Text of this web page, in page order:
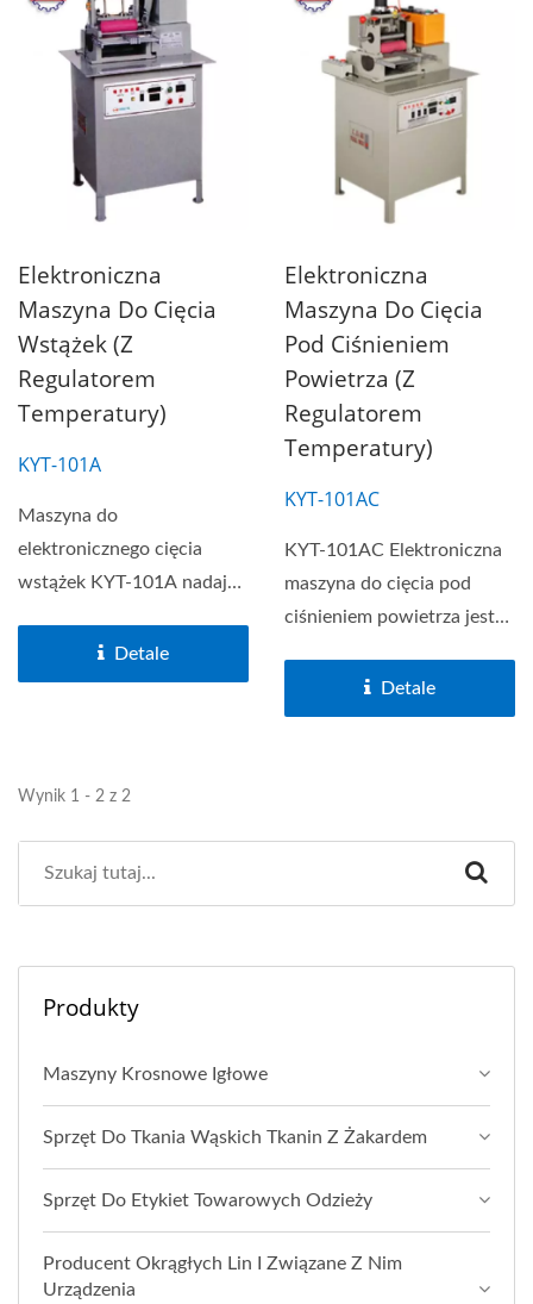
Elektroniczna
Maszyna Do Cięcia
Wstążek (z
Regulatorem
Temperatury)
KYT-101A
Maszyna do
elektronicznego cięcia
wstążek KYT-101A nadaje
Detale
Elektroniczna
Maszyna Do Cięcia
Pod Ciśnieniem
Powietrza (z
Regulatorem
Temperatury)
KYT-101AC
KYT-101AC Elektroniczna
maszyna do cięcia pod
ciśnieniem powietrza jest
Detale
Wynik 1 - 2 z 2
Produkty
Maszyny Krosnowe Igłowe
Sprzęt Do Tkania Wąskich Tkanin Z Żakardem
Sprzęt Do Etykiet Towarowych Odzieży
Producent Okrągłych Lin I Związane Z Nim
Urządzenia